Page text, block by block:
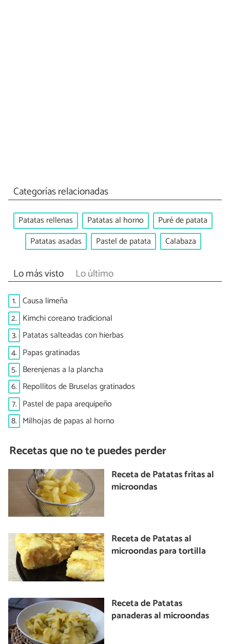
Categorías relacionadas
Patatas rellenas Patatas al horno
Puré de patata
Patatas asadas
Pastel de patata Calabaza
Lo más visto Lo último
1. Causa limeña
2. Kimchi coreano tradicional
3. Patatas salteadas con hierbas
4. Papas gratinadas
5. Berenjenas a la plancha
6. Repollitos de Bruselas gratinados
7. Pastel de papa arequipeño
8. Milhojas de papas al horno
Recetas que no te puedes perder
Receta de Patatas fritas al
microondas
Receta de Patatas al
microondas para tortilla
Receta de Patatas
panaderas al microondas